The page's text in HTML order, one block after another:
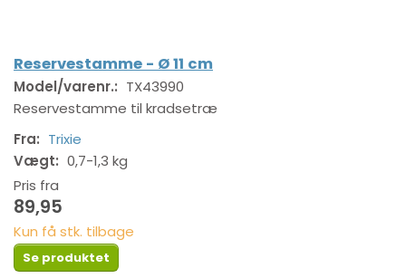
Reservestamme - Ø 11 cm
Model/varenr.: TX43990
Reservestamme til kradsetræ
Fra: Trixie
Vægt: 0,7-1,3 kg
Pris fra
89,95
Kun få stk. tilbage
Se produktet